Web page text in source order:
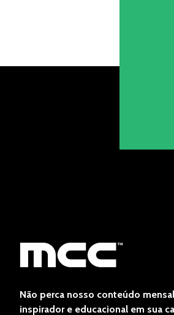
Não perca nosso conteúdo mensal
inspirador e educacional em sua